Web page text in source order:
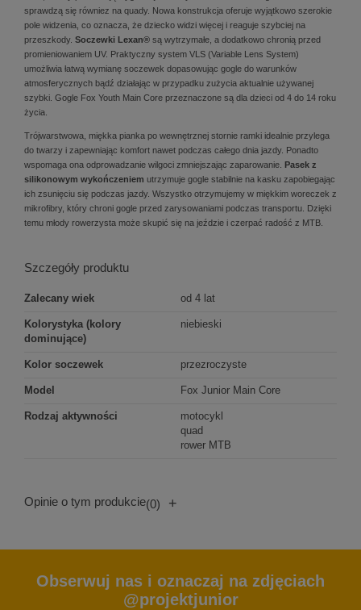
sprawdzą się równiez na quady. Nowa konstrukcja oferuje wyjątkowo szerokie
pole widzenia, co oznacza, że dziecko widzi więcej i reaguje szybciej na
przeszkody. Soczewki Lexan® są wytrzymałe, a dodatkowo chronią przed
promieniowaniem UV. Praktyczny system VLS (Variable Lens System)
umożliwia łatwą wymianę soczewek dopasowując gogle do warunków
atmosferycznych bądź działając w przypadku zużycia aktualnie używanej
szybki. Gogle Fox Youth Main Core przeznaczone są dla dzieci od 4 do 14 roku
życia.
Trójwarstwowa, miękka pianka po wewnętrznej stornie ramki idealnie przylega
do twarzy i zapewniając komfort nawet podczas całego dnia jazdy. Ponadto
wspomaga ona odprowadzanie wilgoci zmniejszając zaparowanie. Pasek z
silikonowym wykończeniem utrzymuje gogle stabilnie na kasku zapobiegając
ich zsunięciu się podczas jazdy. Wszystko otrzymujemy w miękkim woreczek z
mikrofibry, który chroni gogle przed zarysowaniami podczas transportu. Dzięki
temu młody rowerzysta może skupić się na jeździe i czerpać radość z MTB.
Szczegóły produktu
Zalecany wiek od 4 lat
Kolorystyka (kolory
dominujące)
niebieski
Kolor soczewek przezroczyste
Model Fox Junior Main Core
Rodzaj aktywności
motocykl
quad
rower MTB
Opinie o tym produkcie(0) +
Obserwuj nas i oznaczaj na zdjęciach
@projektjunior